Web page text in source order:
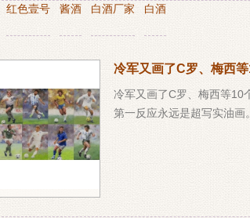
红色壹号 酱酒 白酒厂家 白酒
冷军又画了C罗、梅西
冷军又画了C罗、梅西等10
第一反应永远是超写实油